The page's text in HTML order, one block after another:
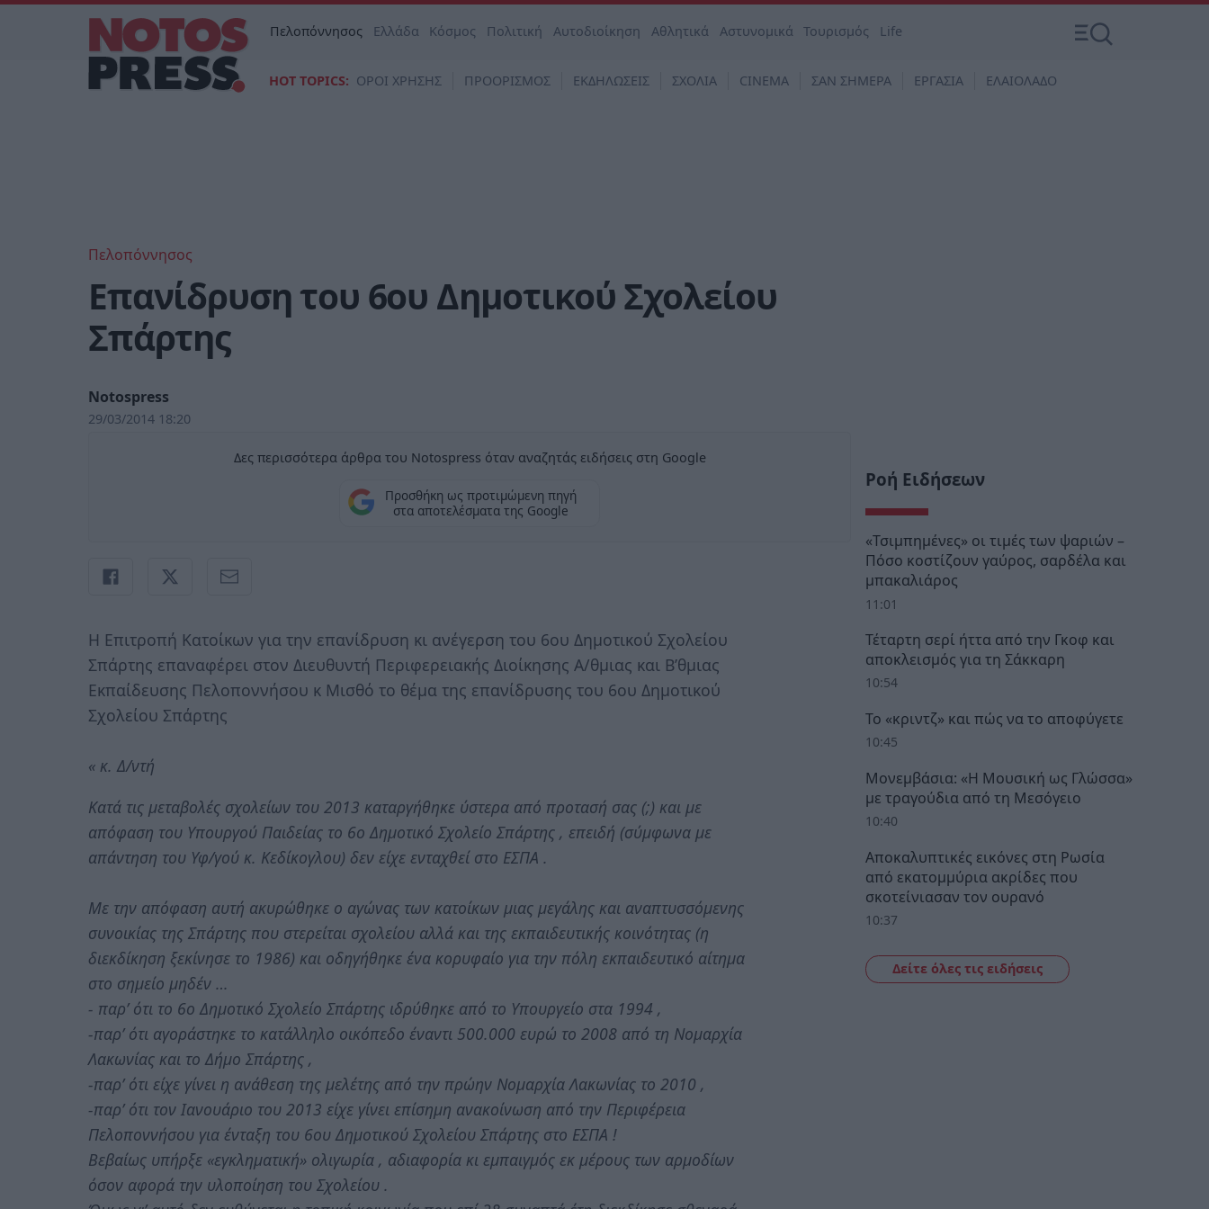
Πελοπόννησος Ελλάδα Κόσμος Πολιτική Αυτοδιοίκηση Αθλητικά Αστυνομικά Τουρισμός Life
HOT TOPICS: ΟΡΟΙ ΧΡΗΣΗΣ ΠΡΟΟΡΙΣΜΟΣ ΕΚΔΗΛΩΣΕΙΣ ΣΧΟΛΙΑ CINEMA ΣΑΝ ΣΗΜΕΡΑ ΕΡΓΑΣΙΑ ΕΛΑΙΟΛΑΔΟ
Πελοπόννησος
Επανίδρυση του 6ου Δημοτικού Σχολείου
Σπάρτης
Notospress
29/03/2014 18:20
Δες περισσότερα άρθρα του Notospress όταν αναζητάς ειδήσεις στη Google
Προσθήκη ως προτιμώμενη πηγή
στα αποτελέσματα της Google
Η Επιτροπή Κατοίκων για την επανίδρυση κι ανέγερση του 6ου Δημοτικού Σχολείου
Σπάρτης επαναφέρει στον Διευθυντή Περιφερειακής Διοίκησης Α/θμιας και Β’θμιας
Εκπαίδευσης Πελοποννήσου κ Μισθό το θέμα της επανίδρυσης του 6ου Δημοτικού
Σχολείου Σπάρτης
« κ. Δ/ντή
Κατά τις μεταβολές σχολείων του 2013 καταργήθηκε ύστερα από προτασή σας (;) και με
απόφαση του Υπουργού Παιδείας το 6ο Δημοτικό Σχολείο Σπάρτης , επειδή (σύμφωνα με
απάντηση του Υφ/γού κ. Κεδίκογλου) δεν είχε ενταχθεί στο ΕΣΠΑ .
Με την απόφαση αυτή ακυρώθηκε ο αγώνας των κατοίκων μιας μεγάλης και αναπτυσσόμενης
συνοικίας της Σπάρτης που στερείται σχολείου αλλά και της εκπαιδευτικής κοινότητας (η
διεκδίκηση ξεκίνησε το 1986) και οδηγήθηκε ένα κορυφαίο για την πόλη εκπαιδευτικό αίτημα
στο σημείο μηδέν …
- παρ’ ότι το 6ο Δημοτικό Σχολείο Σπάρτης ιδρύθηκε από το Υπουργείο στα 1994 ,
-παρ’ ότι αγοράστηκε το κατάλληλο οικόπεδο έναντι 500.000 ευρώ το 2008 από τη Νομαρχία
Λακωνίας και το Δήμο Σπάρτης ,
-παρ’ ότι είχε γίνει η ανάθεση της μελέτης από την πρώην Νομαρχία Λακωνίας το 2010 ,
-παρ’ ότι τον Ιανουάριο του 2013 είχε γίνει επίσημη ανακοίνωση από την Περιφέρεια
Πελοποννήσου για ένταξη του 6ου Δημοτικού Σχολείου Σπάρτης στο ΕΣΠΑ !
Βεβαίως υπήρξε «εγκληματική» ολιγωρία , αδιαφορία κι εμπαιγμός εκ μέρους των αρμοδίων
όσον αφορά την υλοποίηση του Σχολείου .
Ροή Ειδήσεων
«Τσιμπημένες» οι τιμές των ψαριών –
Πόσο κοστίζουν γαύρος, σαρδέλα και
μπακαλιάρος
11:01
Τέταρτη σερί ήττα από την Γκοφ και
αποκλεισμός για τη Σάκκαρη
10:54
Το «κριντζ» και πώς να το αποφύγετε
10:45
Μονεμβάσια: «Η Μουσική ως Γλώσσα»
με τραγούδια από τη Μεσόγειο
10:40
Αποκαλυπτικές εικόνες στη Ρωσία
από εκατομμύρια ακρίδες που
σκοτείνιασαν τον ουρανό
10:37
Δείτε όλες τις ειδήσεις